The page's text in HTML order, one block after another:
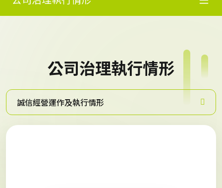
公司治理執行情形
誠信經營運作及執行情形